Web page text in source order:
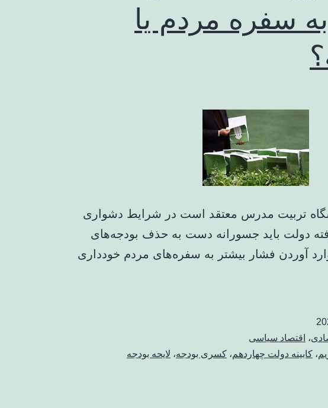
سفره مردم یا
تربیت مدرس معتقد است در شرایط دشواری
دولت باید جسورانه دست به حذف بودجه‌های
آوردن فشار بیشتر به سفره‌های مردم خودداری
، اقتصاد سیاسی
، کابینه دولت چهاردهم، کسری بودجه، لایحه بودجه